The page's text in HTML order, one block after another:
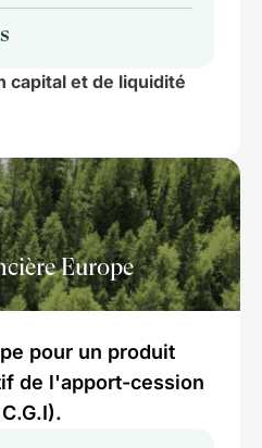
capital et de liquidité
Europe
pour un produit
de l'apport-cession